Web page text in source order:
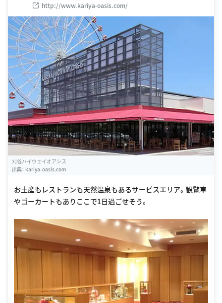
http://www.kariya-oasis.com/
刈谷ハイウェイオアシス
出典： kariya-oasis.com
お土産もレストランも天然温泉もあるサービスエリア。観覧車
やゴーカートもありここで1日過ごせそう。